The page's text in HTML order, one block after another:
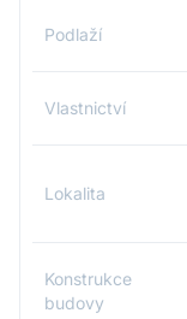
Podlaží
Vlastnictví
Lokalita
Konstrukce
budovy